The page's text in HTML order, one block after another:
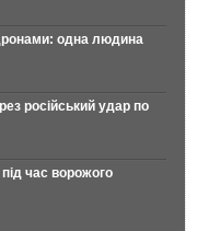
одна людина
російський удар по
час ворожого